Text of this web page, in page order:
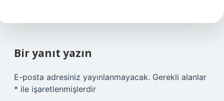
Bir yanıt yazın
E-posta adresiniz yayınlanmayacak. Gerekli alanlar
* ile işaretlenmişlerdir